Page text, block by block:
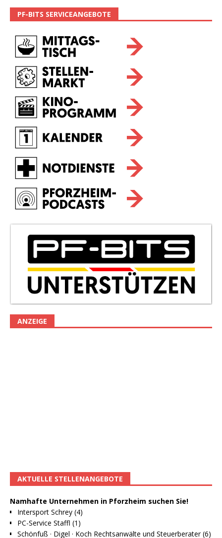
PF-BITS SERVICEANGEBOTE
ANZEIGE
AKTUELLE STELLENANGEBOTE
Namhafte Unternehmen in Pforzheim suchen Sie!
Intersport Schrey (4)
PC-Service Staffl (1)
Schönfuß · Digel · Koch Rechtsanwälte und Steuerberater (6)